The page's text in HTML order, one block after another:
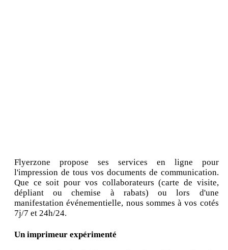
Flyerzone propose ses services en ligne pour
l'impression de tous vos documents de communication.
Que ce soit pour vos collaborateurs (carte de visite,
dépliant ou chemise à rabats) ou lors d'une
manifestation événementielle, nous sommes à vos cotés
7j/7 et 24h/24.
Un imprimeur expérimenté